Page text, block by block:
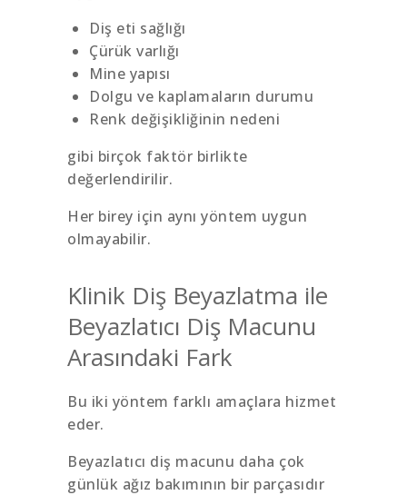
Diş eti sağlığı
Çürük varlığı
Mine yapısı
Dolgu ve kaplamaların durumu
Renk değişikliğinin nedeni
gibi birçok faktör birlikte
değerlendirilir.
Her birey için aynı yöntem uygun
olmayabilir.
Klinik Diş Beyazlatma ile
Beyazlatıcı Diş Macunu
Arasındaki Fark
Bu iki yöntem farklı amaçlara hizmet
eder.
Beyazlatıcı diş macunu daha çok
günlük ağız bakımının bir parçasıdır